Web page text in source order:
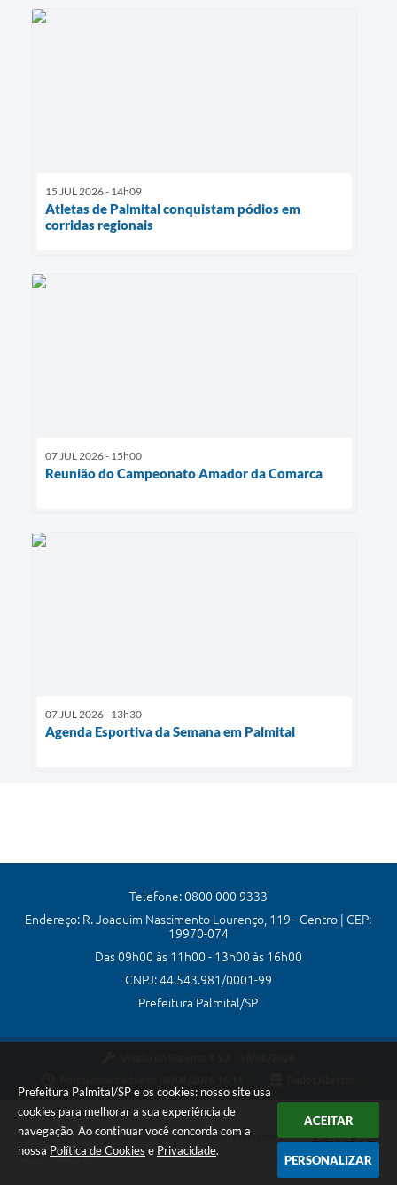
Prefeitura Palmital/SP e os cookies: nosso site usa
cookies para melhorar a sua experiência de
navegação. Ao continuar você concorda com a
nossa Política de Cookies e Privacidade.
ACEITAR
PERSONALIZAR
15 JUL 2026 - 14h09
Atletas de Palmital conquistam pódios em
corridas regionais
07 JUL 2026 - 15h00
Reunião do Campeonato Amador da Comarca
07 JUL 2026 - 13h30
Agenda Esportiva da Semana em Palmital
Telefone: 0800 000 9333
Endereço: R. Joaquim Nascimento Lourenço, 119 - Centro | CEP:
19970-074
Das 09h00 às 11h00 - 13h00 às 16h00
CNPJ: 44.543.981/0001-99
Prefeitura Palmital/SP
Copyright Instar - 2006-2026. Todos os direitos reservados -
Instar Tecnologia